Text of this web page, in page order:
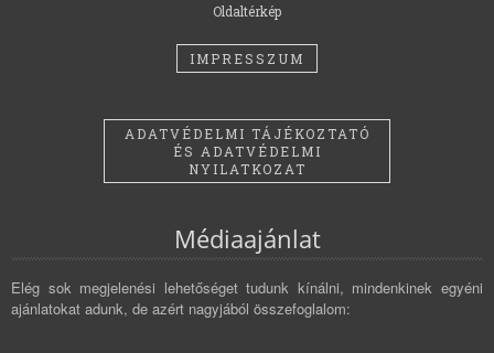
Oldaltérkép
IMPRESSZUM
ADATVÉDELMI TÁJÉKOZTATÓ
ÉS ADATVÉDELMI
NYILATKOZAT
Médiaajánlat
Elég sok megjelenési lehetőséget tudunk kínálni, mindenkinek egyéni
ajánlatokat adunk, de azért nagyjából összefoglalom: